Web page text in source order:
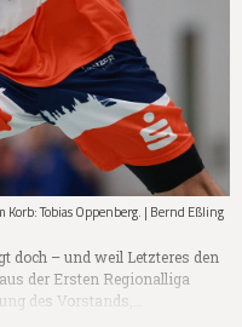
Tobias Oppenberg. | Bernd Eßling
doch – und weil Letzteres den
der Ersten Regionalliga
des Vorstands,…